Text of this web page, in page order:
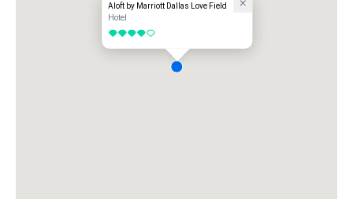
Aloft by Marriott Dallas Love Field
Hotel
4 de 5